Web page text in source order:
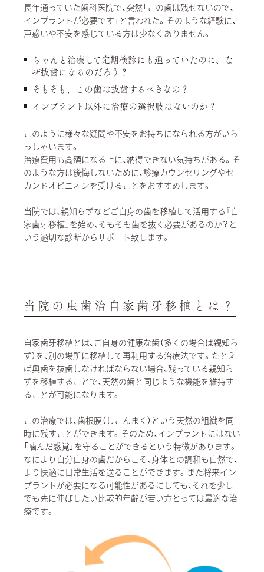
長年通っていた歯科医院で、突然「この歯は残せないので、
インプラントが必要です」と言われた。そのような経験に、
戸惑いや不安を感じている方は少なくありません。
ちゃんと治療して定期検診にも通っていたのに、な
ぜ抜歯になるのだろう？
そもそも、この歯は抜歯するべきなの？
インプラント以外に治療の選択肢はないのか？
このように様々な疑問や不安をお持ちになられる方がいら
っしゃいます。
治療費用も高額になる上に、納得できない気持ちがある。そ
のような方は後悔しないために、診療カウンセリングやセ
カンドオピニオンを受けることをおすすめします。
当院では、親知らずなどご自身の歯を移植して活用する『自
家歯牙移植』を始め、そもそも歯を抜く必要があるのか？と
いう適切な診断からサポート致します。
当院の虫歯治自家歯牙移植とは？
自家歯牙移植とは、ご自身の健康な歯（多くの場合は親知ら
ず）を、別の場所に移植して再利用する治療法です。たとえ
ば奥歯を抜歯しなければならない場合、残っている親知ら
ずを移植することで、天然の歯と同じような機能を維持す
ることが可能になります。
この治療では、歯根膜（しこんまく）という天然の組織を同
時に残すことができます。そのため、インプラントにはない
「噛んだ感覚」を守ることができるという特徴があります。
なにより自分自身の歯だからこそ、身体との調和も自然で、
より快適に日常生活を送ることができます。また将来イン
プラントが必要になる可能性があるにしても、それを少し
でも先に伸ばしたい比較的年齢が若い方とっては最適な治
療です。